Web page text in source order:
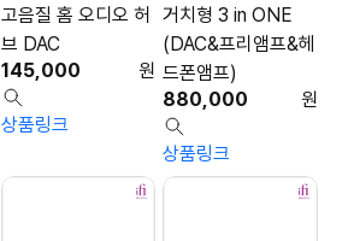
고음질 홈 오디오 허
브 DAC
145,000
원
상품링크
거치형 3 in ONE
(DAC&프리앰프&헤
드폰앰프)
880,000
원
상품링크